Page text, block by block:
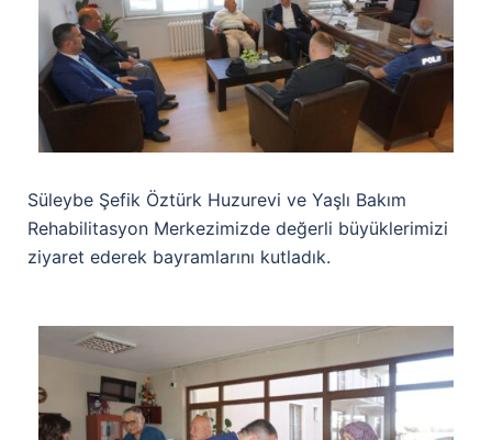
Süleybe Şefik Öztürk Huzurevi ve Yaşlı Bakım
Rehabilitasyon Merkezimizde değerli büyüklerimizi
ziyaret ederek bayramlarını kutladık.